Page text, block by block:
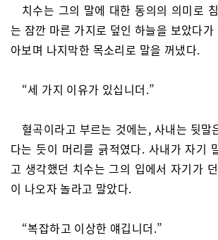
치수는 그의 말에 대한 동의의 의미로
는 잠깐 마른 가지로 덮인 하늘을 보았다
아보며 나지막한 목소리로 말을 꺼냈다.
“세 가지 이유가 있십니더.”
혈곡이라고 부르는 것에는, 사내는 뒷말
다는 듯이 머리를 긁적였다. 사내가 자기
고 생각했던 치수는 그의 입에서 자기가
이 나오자 놀라고 말았다.
“복잡하고 이상한 얘깁니더.”